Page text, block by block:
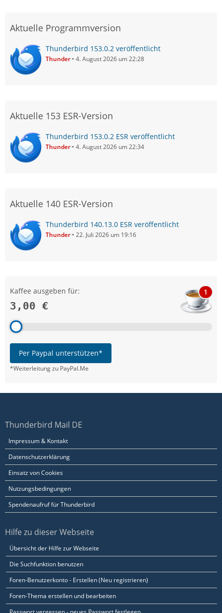
Aktuelle Programmversion
Thunderbird 153.0.2 veröffentlicht
Thunder 4. August 2026 um 22:28
Aktuelle 153 ESR-Version
Thunderbird 153.0.2 ESR veröffentlicht
Thunder 4. August 2026 um 22:34
Aktuelle 140 ESR-Version
Thunderbird 140.13.0 ESR veröffentlicht
Thunder 22. Juli 2026 um 19:16
Kaffee ausgeben für:
3,00 €
1
Per Paypal unterstützen*
*Weiterleitung zu PayPal.Me
Thunderbird Mail DE
Impressum & Kontakt
Datenschutzerklärung
Einsatz von Cookies
Nutzungsbedingungen
Spendenaufruf für Thunderbird
Hilfe zu dieser Webseite
Übersicht der Hilfe zur Webseite
Die Suchfunktion benutzen
Foren-Benutzerkonto - Erstellen (Neu registrieren)
Foren-Thema erstellen und bearbeiten